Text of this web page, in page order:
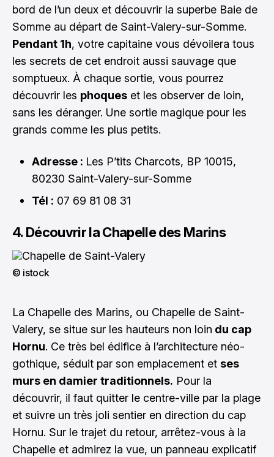
bord de l’un deux et découvrir la superbe Baie de
Somme au départ de Saint-Valery-sur-Somme.
Pendant 1h, votre capitaine vous dévoilera tous
les secrets de cet endroit aussi sauvage que
somptueux. À chaque sortie, vous pourrez
découvrir les phoques et les observer de loin,
sans les déranger. Une sortie magique pour les
grands comme les plus petits.
Adresse : Les P’tits Charcots, BP 10015,
80230 Saint-Valery-sur-Somme
Tél : 07 69 81 08 31
4. Découvrir la Chapelle des Marins
© istock
La Chapelle des Marins, ou Chapelle de Saint-
Valery, se situe sur les hauteurs non loin du cap
Hornu. Ce très bel édifice à l’architecture néo-
gothique, séduit par son emplacement et ses
murs en damier traditionnels. Pour la
découvrir, il faut quitter le centre-ville par la plage
et suivre un très joli sentier en direction du cap
Hornu. Sur le trajet du retour, arrêtez-vous à la
Chapelle et admirez la vue, un panneau explicatif